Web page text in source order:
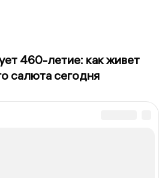
460-летие: как живет
салюта сегодня